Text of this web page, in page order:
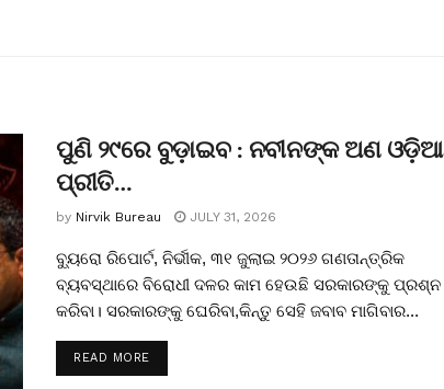
ପୁଣି ୨୯ରେ ବୁଡ଼ାଇବ : ନବୀନଙ୍କ ଅଣ ଓଡ଼ିଆ
ପ୍ରୀତି…
by Nirvik Bureau JULY 31, 2026
ବ୍ୟୁରୋ ରିପୋର୍ଟ, ନିର୍ଭୀକ, ୩୧ ଜୁଲାଇ ୨୦୨୬ ଗଣତାନ୍ତ୍ରିକ
ବ୍ୟବସ୍ଥାରେ ବିରୋଧୀ ଦଳର କାମ ହେଉଛି ସରକାରଙ୍କୁ ପ୍ରଶ୍ନ
କରିବା। ସରକାରଙ୍କୁ ଘେରିବା,କିନ୍ତୁ ସେହି ଜବାବ ମାଗିବାର...
READ MORE